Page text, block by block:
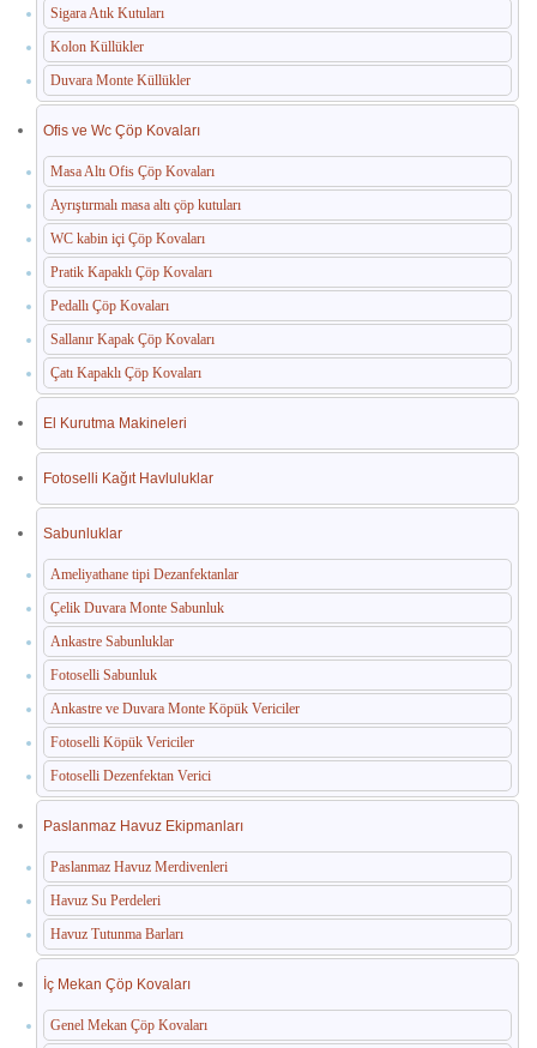
Sigara Atık Kutuları
Kolon Küllükler
Duvara Monte Küllükler
Ofis ve Wc Çöp Kovaları
Masa Altı Ofis Çöp Kovaları
Ayrıştırmalı masa altı çöp kutuları
WC kabin içi Çöp Kovaları
Pratik Kapaklı Çöp Kovaları
Pedallı Çöp Kovaları
Sallanır Kapak Çöp Kovaları
Çatı Kapaklı Çöp Kovaları
El Kurutma Makineleri
Fotoselli Kağıt Havluluklar
Sabunluklar
Ameliyathane tipi Dezanfektanlar
Çelik Duvara Monte Sabunluk
Ankastre Sabunluklar
Fotoselli Sabunluk
Ankastre ve Duvara Monte Köpük Vericiler
Fotoselli Köpük Vericiler
Fotoselli Dezenfektan Verici
Paslanmaz Havuz Ekipmanları
Paslanmaz Havuz Merdivenleri
Havuz Su Perdeleri
Havuz Tutunma Barları
İç Mekan Çöp Kovaları
Genel Mekan Çöp Kovaları